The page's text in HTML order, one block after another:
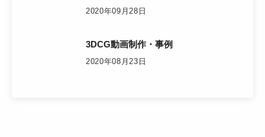
2020年09月28日
3DCG動画制作・事例
2020年08月23日